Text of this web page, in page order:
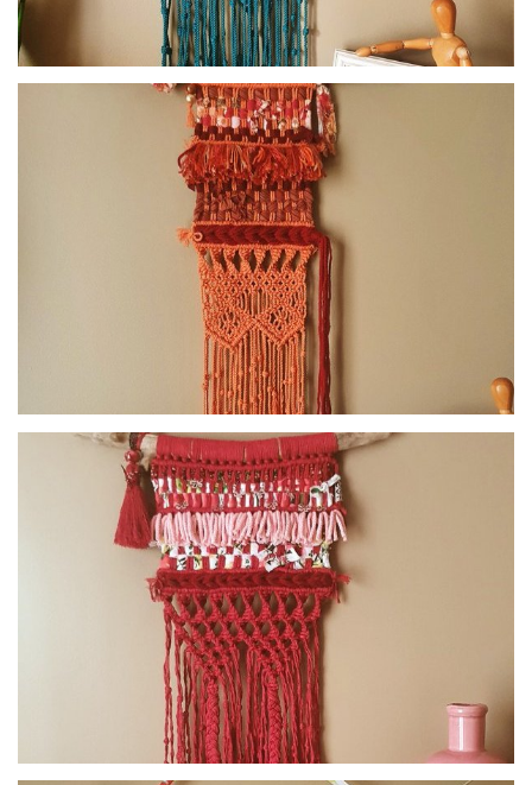
Macramé collection Colorino - bleu
Macramé collection Colorino - orange